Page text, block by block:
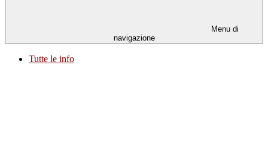
Menu di
navigazione
Tutte le info